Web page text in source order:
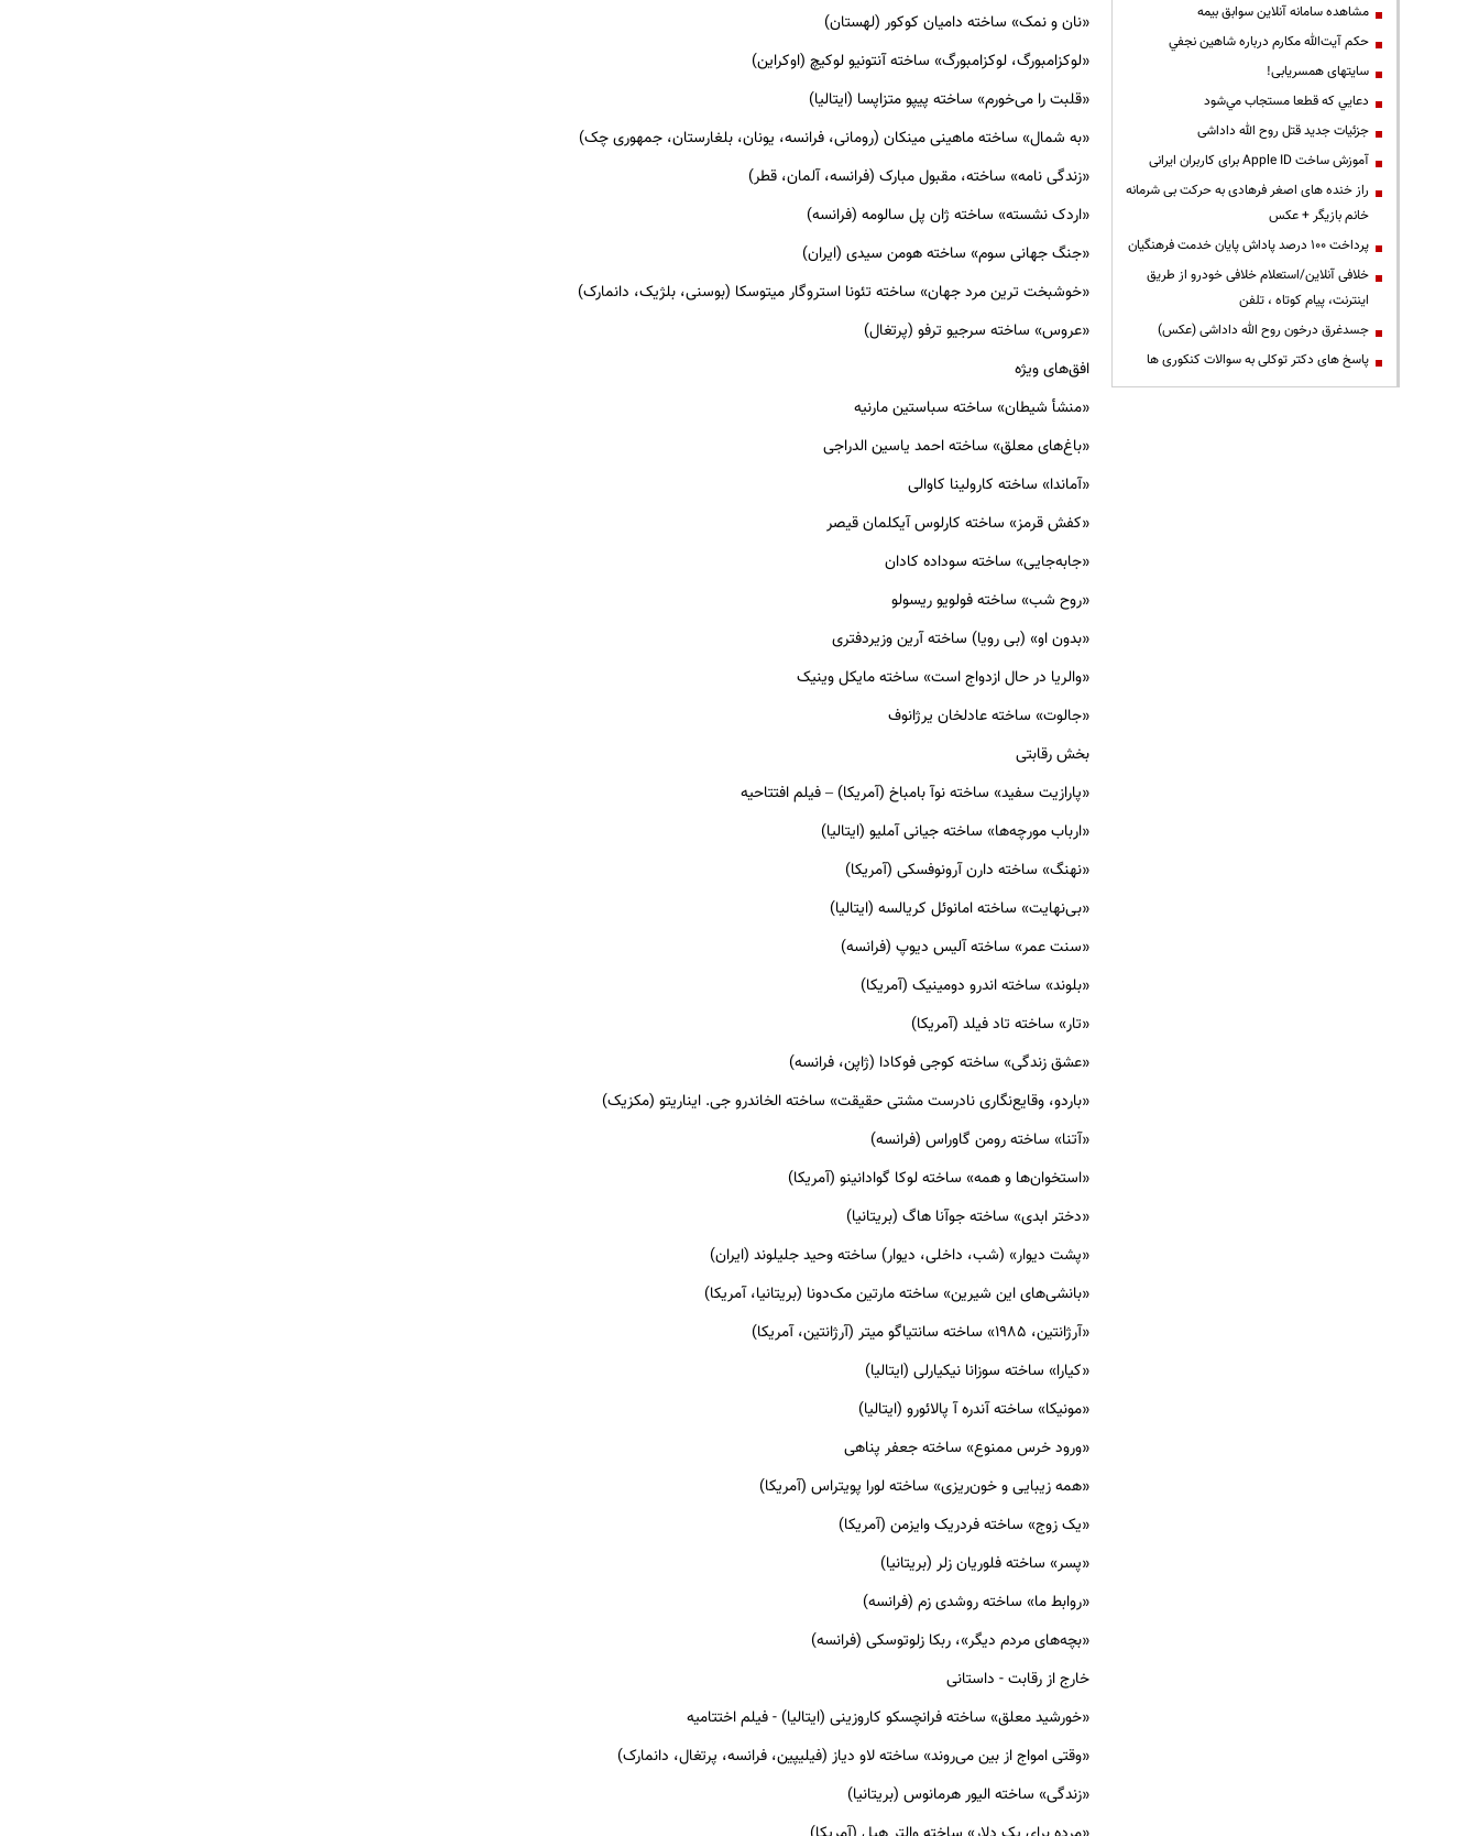
«نان و نمک» ساخته دامیان کوکور (لهستان)
«لوکزامبورگ، لوکزامبورگ» ساخته آنتونیو لوکیچ (اوکراین)
«قلبت را می‌خورم» ساخته پیپو متزاپسا (ایتالیا)
«به شمال» ساخته ماهینی مینکان (رومانی، فرانسه، یونان، بلغارستان، جمهوری چک)
«زندگی نامه» ساخته، مقبول مبارک (فرانسه، آلمان، قطر)
«اردک نشسته» ساخته ژان پل سالومه (فرانسه)
«جنگ جهانی سوم» ساخته هومن سیدی (ایران)
«خوشبخت ترین مرد جهان» ساخته تئونا استروگار میتوسکا (بوسنی، بلژیک، دانمارک)
«عروس» ساخته سرجیو ترفو (پرتغال)
افق‌های ویژه
«منشأ شیطان» ساخته سباستین مارنیه
«باغ‌های معلق» ساخته احمد یاسین الدراجی
«آماندا» ساخته کارولینا کاوالی
«کفش قرمز» ساخته کارلوس آیکلمان قیصر
«جابه‌جایی» ساخته سوداده کادان
«روح شب» ساخته فولویو ریسولو
«بدون او» (بی رویا) ساخته آرین وزیردفتری
«والریا در حال ازدواج است» ساخته مایکل وینیک
«جالوت» ساخته عادلخان یرژانوف
بخش رقابتی
«پارازیت سفید» ساخته نوآ بامباخ (آمریکا) – فیلم افتتاحیه
«ارباب مورچه‌ها» ساخته جیانی آملیو (ایتالیا)
«نهنگ» ساخته دارن آرونوفسکی (آمریکا)
«بی‌نهایت» ساخته امانوئل کریالسه (ایتالیا)
«سنت عمر» ساخته آلیس دیوپ (فرانسه)
«بلوند» ساخته اندرو دومینیک (آمریکا)
«تار» ساخته تاد فیلد (آمریکا)
«عشق زندگی» ساخته کوجی فوکادا (ژاپن، فرانسه)
«باردو، وقایع‌نگاری نادرست مشتی حقیقت» ساخته الخاندرو جی. ایناریتو (مکزیک)
«آتنا» ساخته رومن گاوراس (فرانسه)
«استخوان‌ها و همه» ساخته لوکا گوادانینو (آمریکا)
«دختر ابدی» ساخته جوآنا هاگ (بریتانیا)
«پشت دیوار» (شب، داخلی، دیوار) ساخته وحید جلیلوند (ایران)
«بانشی‌های این شیرین» ساخته مارتین مک‌دونا (بریتانیا، آمریکا)
«آرژانتین، ۱۹۸۵» ساخته سانتیاگو میتر (آرژانتین، آمریکا)
«کیارا» ساخته سوزانا نیکیارلی (ایتالیا)
«مونیکا» ساخته آندره آ پالائورو (ایتالیا)
«ورود خرس ممنوع» ساخته جعفر پناهی
«همه زیبایی و خون‌ریزی» ساخته لورا پویتراس (آمریکا)
«یک زوج» ساخته فردریک وایزمن (آمریکا)
«پسر» ساخته فلوریان زلر (بریتانیا)
«روابط ما» ساخته روشدی زم (فرانسه)
«بچه‌های مردم دیگر»، ربکا زلوتوسکی (فرانسه)
خارج از رقابت - داستانی
«خورشید معلق» ساخته فرانچسکو کاروزینی (ایتالیا) - فیلم اختتامیه
«وقتی امواج از بین می‌روند» ساخته لاو دیاز (فیلیپین، فرانسه، پرتغال، دانمارک)
«زندگی» ساخته الیور هرمانوس (بریتانیا)
مشاهده سامانه آنلاين سوابق بیمه
حكم آيت‌الله مكارم درباره شاهين نجفي
سایتهای همسریابی!
دعايي كه قطعا مستجاب مي‌شود
جزئیات جدید قتل روح الله داداشی
آموزش ساخت Apple ID برای کاربران ایرانی
راز خنده های اصغر فرهادی به حرکت بی شرمانه
خانم بازیگر + عکس
پرداخت ۱۰۰ درصد پاداش پایان خدمت فرهنگیان
خلافی آنلاین/استعلام خلافی خودرو از طریق
اینترنت، پیام کوتاه ، تلفن
جسدغرق درخون روح الله داداشی (عکس)
پاسخ های دکتر توکلی به سوالات کنکوری ها